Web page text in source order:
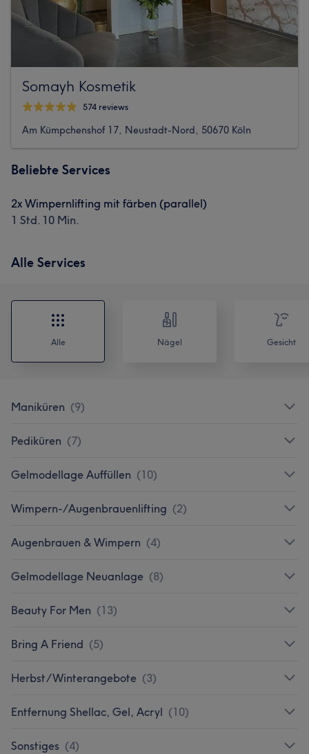
Somayh Kosmetik
574 reviews
Am Kümpchenshof 17, Neustadt-Nord, 50670 Köln
Beliebte Services
2x Wimpernlifting mit färben (parallel)
1 Std. 10 Min.
Alle Services
Alle Nägel Gesicht
Maniküren (9)
Pediküren (7)
Gelmodellage Auffüllen (10)
Wimpern-/Augenbrauenlifting (2)
Augenbrauen & Wimpern (4)
Gelmodellage Neuanlage (8)
Beauty For Men (13)
Bring A Friend (5)
Herbst/Winterangebote (3)
Entfernung Shellac, Gel, Acryl (10)
Sonstiges (4)